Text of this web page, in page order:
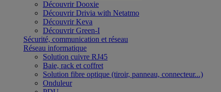
Découvrir Dooxie
Découvrir Drivia with Netatmo
Découvrir Keva
Découvrir Green-I
Sécurité, communication et réseau
Réseau informatique
Solution cuivre RJ45
Baie, rack et coffret
Solution fibre optique (tiroir, panneau, connecteur...)
Onduleur